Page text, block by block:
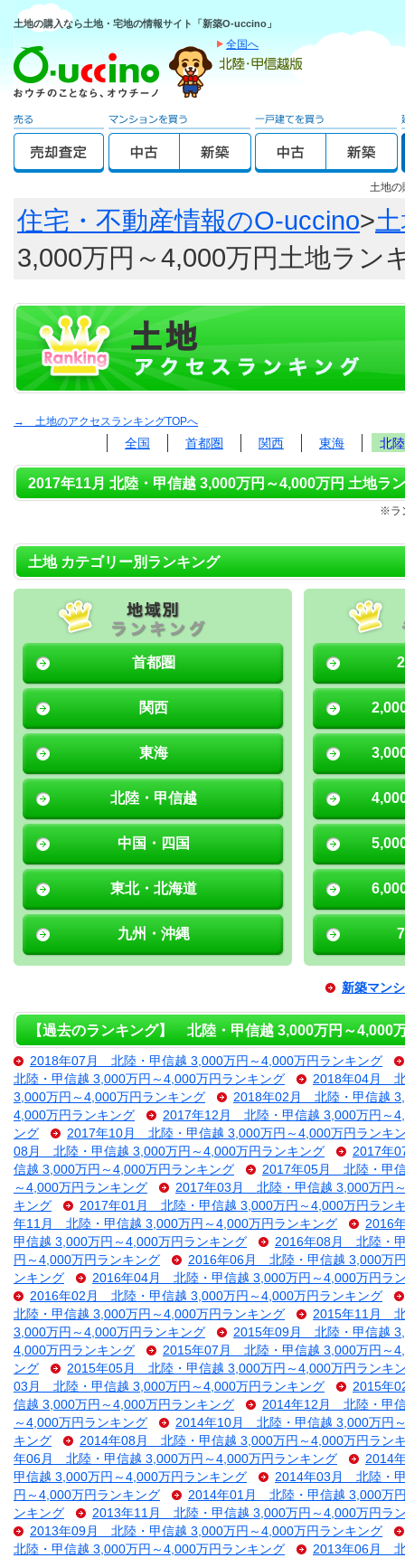
土地の購入なら土地・宅地の情報サイト「新築O-uccino」
全国へ
土地
住宅・不動産情報のO-uccino>
3,000万円～4,000万円土地ラン
→ 土地のアクセスランキングTOPへ
全国 首都圏 関西 東海 北
2017年11月 北陸・甲信越 3,000万円～4,000万円 土地ラ
※ラ
土地 カテゴリー別ランキング
首都圏
関西
東海
北陸・甲信越
中国・四国
東北・北海道
九州・沖縄
新築マン
【過去のランキング】 北陸・甲信越 3,000万円～4,000
2018年07月 北陸・甲信越 3,000万円～4,000万円ランキング
北陸・甲信越 3,000万円～4,000万円ランキング
2018年04月 北
3,000万円～4,000万円ランキング
2018年02月 北陸・甲信越
4,000万円ランキング
2017年12月 北陸・甲信越 3,000万円～
ング
2017年10月 北陸・甲信越 3,000万円～4,000万円ランキ
08月 北陸・甲信越 3,000万円～4,000万円ランキング
2017年
信越 3,000万円～4,000万円ランキング
2017年05月 北陸・甲
～4,000万円ランキング
2017年03月 北陸・甲信越 3,000万円
キング
2017年01月 北陸・甲信越 3,000万円～4,000万円ラン
年11月 北陸・甲信越 3,000万円～4,000万円ランキング
2016
甲信越 3,000万円～4,000万円ランキング
2016年08月 北陸・
円～4,000万円ランキング
2016年06月 北陸・甲信越 3,000万
ンキング
2016年04月 北陸・甲信越 3,000万円～4,000万円ラ
2016年02月 北陸・甲信越 3,000万円～4,000万円ランキング
北陸・甲信越 3,000万円～4,000万円ランキング
2015年11月 北
3,000万円～4,000万円ランキング
2015年09月 北陸・甲信越
4,000万円ランキング
2015年07月 北陸・甲信越 3,000万円～
ング
2015年05月 北陸・甲信越 3,000万円～4,000万円ランキ
03月 北陸・甲信越 3,000万円～4,000万円ランキング
2015年
信越 3,000万円～4,000万円ランキング
2014年12月 北陸・甲
～4,000万円ランキング
2014年10月 北陸・甲信越 3,000万円
キング
2014年08月 北陸・甲信越 3,000万円～4,000万円ラン
年06月 北陸・甲信越 3,000万円～4,000万円ランキング
2014
甲信越 3,000万円～4,000万円ランキング
2014年03月 北陸・
円～4,000万円ランキング
2014年01月 北陸・甲信越 3,000万
ンキング
2013年11月 北陸・甲信越 3,000万円～4,000万円ラ
2013年09月 北陸・甲信越 3,000万円～4,000万円ランキング
北陸・甲信越 3,000万円～4,000万円ランキング
2013年06月 北